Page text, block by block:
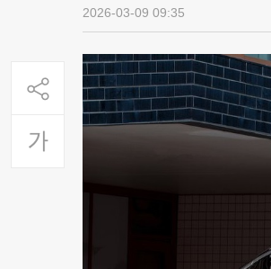
2026-03-09 09:35